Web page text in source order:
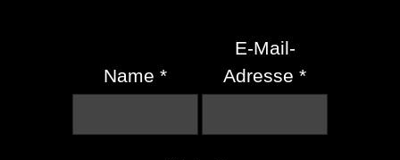
Name *
E-Mail-
Adresse*